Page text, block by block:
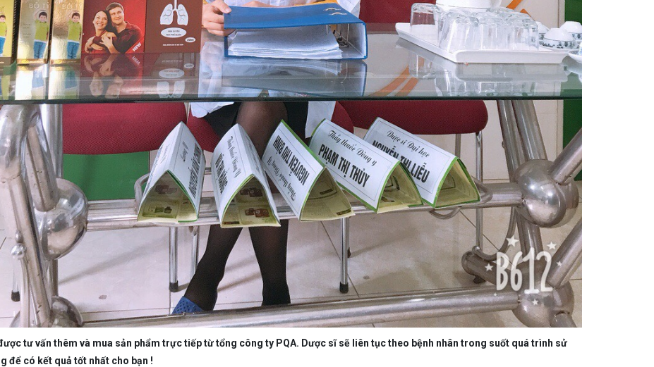
tư vấn thêm và mua sản phẩm trực tiếp từ tổng công ty PQA. Dược sĩ sẽ liên tục theo bệnh nhân trong suốt quá trình sử
để có kết quả tốt nhất cho bạn !